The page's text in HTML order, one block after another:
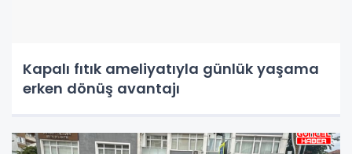
Kapalı fıtık ameliyatıyla günlük yaşama
erken dönüş avantajı